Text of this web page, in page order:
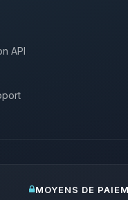
API
MOYENS DE